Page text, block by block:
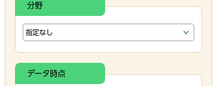
分野
データ時点